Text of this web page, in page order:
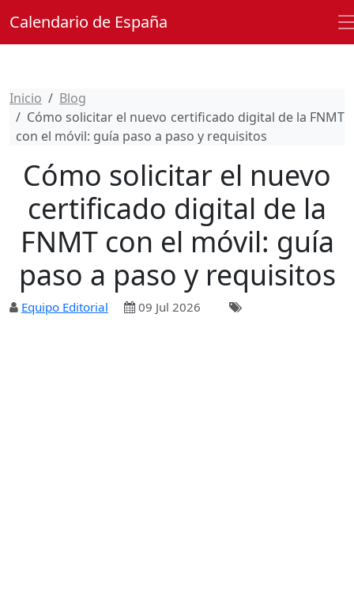
Calendario de España
Inicio
Blog
Cómo solicitar el nuevo certificado digital de la FNMT
con el móvil: guía paso a paso y requisitos
Cómo solicitar el nuevo
certificado digital de la
FNMT con el móvil: guía
paso a paso y requisitos
Equipo Editorial 09 Jul 2026